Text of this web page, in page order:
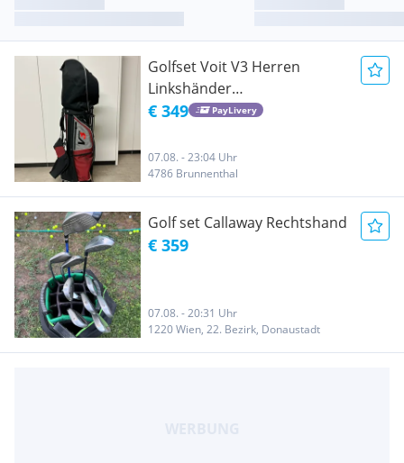
Golfset Voit V3 Herren
Linkshänder
Farbkombination Schwarz/
€ 349 PayLivery
07.08. - 23:04 Uhr
4786 Brunnenthal
Golf set Callaway Rechtshand
€ 359
07.08. - 20:31 Uhr
1220 Wien, 22. Bezirk, Donaustadt